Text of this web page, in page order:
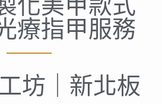
療指甲服務
坊｜新北板